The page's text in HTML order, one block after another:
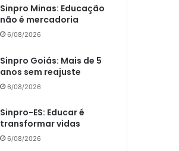
Sinpro Minas: Educação
não é mercadoria
6/08/2026
Sinpro Goiás: Mais de 5
anos sem reajuste
6/08/2026
Sinpro-ES: Educar é
transformar vidas
6/08/2026